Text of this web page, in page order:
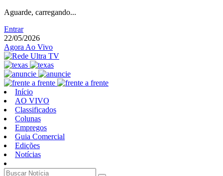
Aguarde, carregando...
Entrar
22/05/2026
Agora Ao Vivo
Início
AO VIVO
Classificados
Colunas
Empregos
Guia Comercial
Edições
Notícias